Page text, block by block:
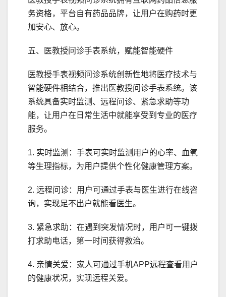
务资格，平台自有药品品牌，让用户在购药时更
加安心、放心。
五、医教授问诊手表系统，赋能智能硬件
医教授手表视频问诊系统创新性地将医疗技术与
智能硬件相结合，推出医教授问诊手表系统。该
系统具备实时监测、远程问诊、紧急求助等功
能，让用户在日常生活中就能享受到专业的医疗
服务。
1. 实时监测：手表可实时监测用户的心率、血氧
等生理指标，为用户提供个性化健康管理方案。
2. 远程问诊：用户可通过手表与医生进行在线咨
询，实现足不出户就能看医生。
3. 紧急求助：在遇到突发情况时，用户可一键拨
打求助电话，第一时间获得救治。
4. 亲情关爱：家人可通过手机APP远程查看用户
的健康状况，实现远程关爱。